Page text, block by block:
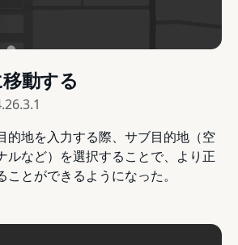
動する
的地を入力する際、サブ目的地（空
ルなど）を選択することで、より正
とができるようになった。